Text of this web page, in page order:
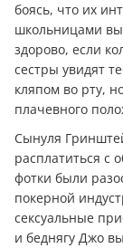
боясь, что их
школьницами
здорово, если
сестры увидят
кляпом во рту,
плачевного
Сынуля
расплатиться с
фотки были
покерной
сексуальные
и беднягу Джо